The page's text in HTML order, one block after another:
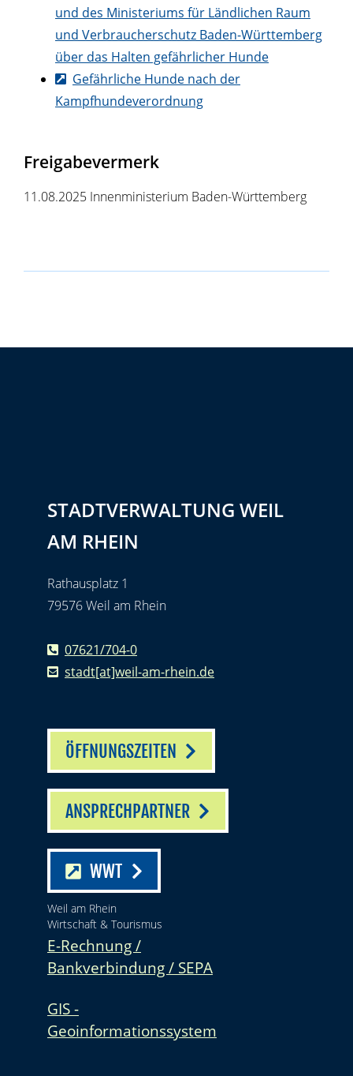
und des Ministeriums für Ländlichen Raum
und Verbraucherschutz Baden-Württemberg
über das Halten gefährlicher Hunde
Gefährliche Hunde nach der
Kampfhundeverordnung
Freigabevermerk
11.08.2025 Innenministerium Baden-Württemberg
STADTVERWALTUNG WEIL
AM RHEIN
Rathausplatz 1
79576 Weil am Rhein
07621/704-0
stadt[at]weil-am-rhein.de
ÖFFNUNGSZEITEN
ANSPRECHPARTNER
WWT
Weil am Rhein
Wirtschaft & Tourismus
E-Rechnung /
Bankverbindung / SEPA
GIS -
Geoinformationssystem